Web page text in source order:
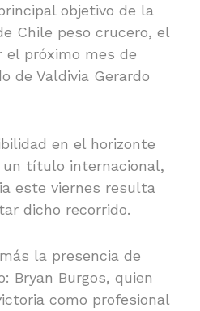
objetivo de la
Chile peso crucero, el
próximo mes de
de Valdivia Gerardo
en el horizonte
título internacional,
este viernes resulta
dicho recorrido.
la presencia de
Bryan Burgos, quien
como profesional